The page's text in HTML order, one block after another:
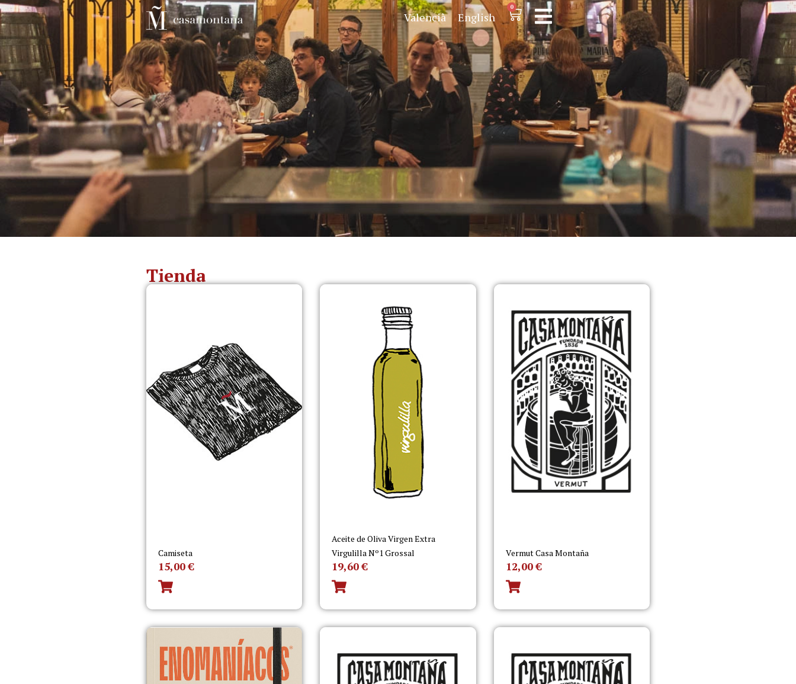
Valencià English
0
Tienda
Camiseta
15,00€
Aceite de Oliva Virgen Extra
Virgulilla Nº1 Grossal
19,60€
Vermut Casa Montaña
12,00€